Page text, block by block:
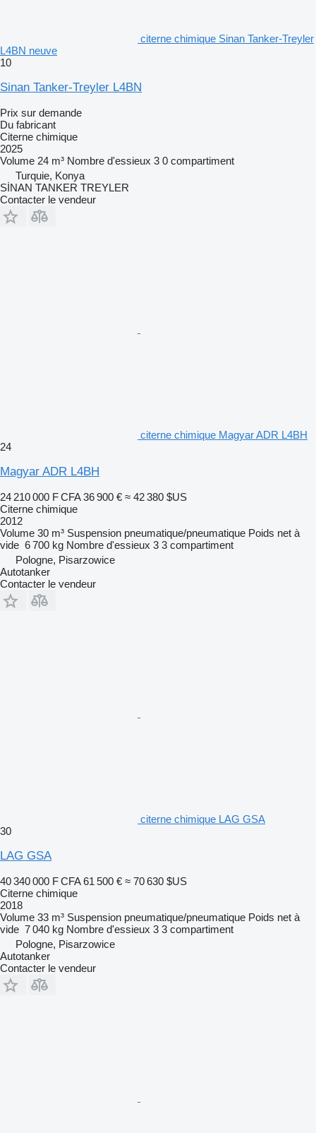
citerne chimique Sinan Tanker-Treyler
L4BN neuve
10
Sinan Tanker-Treyler L4BN
Prix sur demande
Du fabricant
Citerne chimique
2025
Volume 24 m³ Nombre d'essieux 3 0 compartiment
Turquie, Konya
SİNAN TANKER TREYLER
Contacter le vendeur
citerne chimique Magyar ADR L4BH
24
Magyar ADR L4BH
24 210 000 F CFA 36 900 € ≈ 42 380 $US
Citerne chimique
2012
Volume 30 m³ Suspension pneumatique/pneumatique Poids net à
vide 6 700 kg Nombre d'essieux 3 3 compartiment
Pologne, Pisarzowice
Autotanker
Contacter le vendeur
citerne chimique LAG GSA
30
LAG GSA
40 340 000 F CFA 61 500 € ≈ 70 630 $US
Citerne chimique
2018
Volume 33 m³ Suspension pneumatique/pneumatique Poids net à
vide 7 040 kg Nombre d'essieux 3 3 compartiment
Pologne, Pisarzowice
Autotanker
Contacter le vendeur